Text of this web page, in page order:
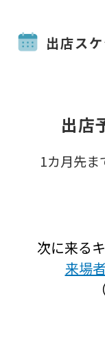
出店ス
出店
1カ月先ま
次に来る
来場